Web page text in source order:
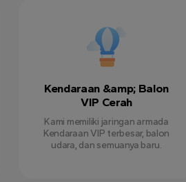
Kendaraan &amp; Balon
VIP Cerah
Kami memiliki jaringan armada
Kendaraan VIP terbesar, balon
udara, dan semuanya baru.